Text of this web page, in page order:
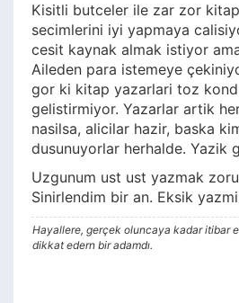
Kisitli butceler ile zar zor
secimlerini iyi yapmaya
cesit kaynak almak istiyor
Aileden para istemeye
gor ki kitap yazarlari toz
gelistirmiyor. Yazarlar artik
nasilsa, alicilar hazir, baska
dusunuyorlar herhalde. Yazik
Uzgunum ust ust yazmak
Sinirlendim bir an. Eksik
Hayallere, gerçek oluncaya kadar itibar
dikkat edern bir adamdı.